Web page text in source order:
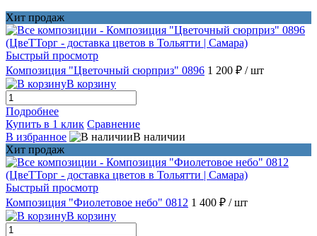
Хит продаж
Быстрый просмотр
Композиция "Цветочный сюрприз" 0896 1 200 ₽ / шт
В корзину
Подробнее
Купить в 1 клик Сравнение
В избранное
В наличии
Хит продаж
Быстрый просмотр
Композиция "Фиолетовое небо" 0812 1 400 ₽ / шт
В корзину